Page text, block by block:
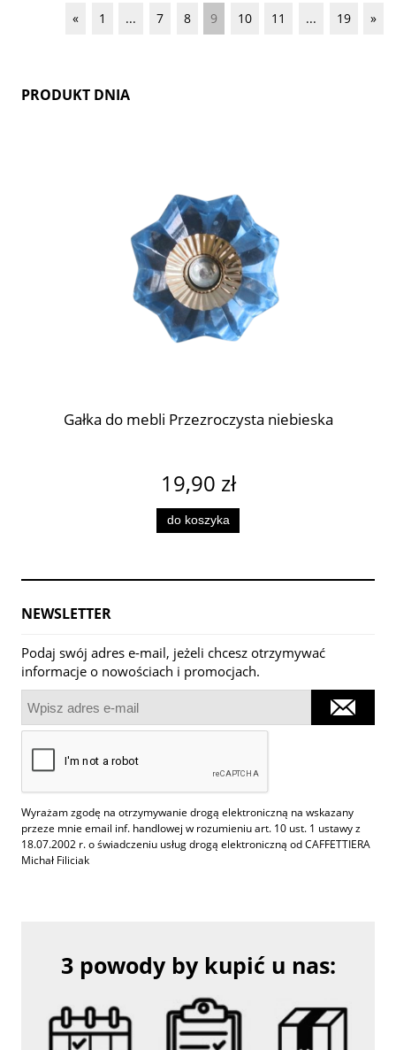
« 1 ... 7 8 9 10 11 ... 19 »
PRODUKT DNIA
Gałka do mebli Przezroczysta niebieska
19,90 zł
do koszyka
NEWSLETTER
Podaj swój adres e-mail, jeżeli chcesz otrzymywać
informacje o nowościach i promocjach.
Wyrażam zgodę na otrzymywanie drogą elektroniczną na wskazany
przeze mnie email inf. handlowej w rozumieniu art. 10 ust. 1 ustawy z
18.07.2002 r. o świadczeniu usług drogą elektroniczną od CAFFETTIERA
Michał Filiciak
3 powody by kupić u nas: